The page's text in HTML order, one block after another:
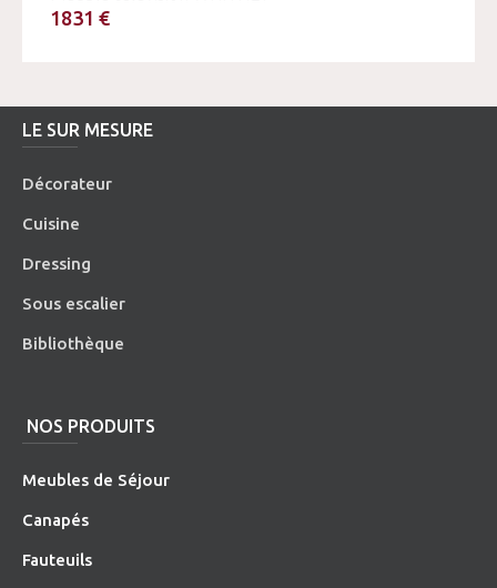
1831 €
LE SUR MESURE
Décorateur
Cuisine
Dressing
Sous escalier
Bibliothèque
NOS PRODUITS
Meubles de Séjour
Canapés
Fauteuils